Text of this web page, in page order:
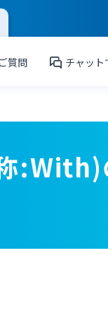
質問 チャット